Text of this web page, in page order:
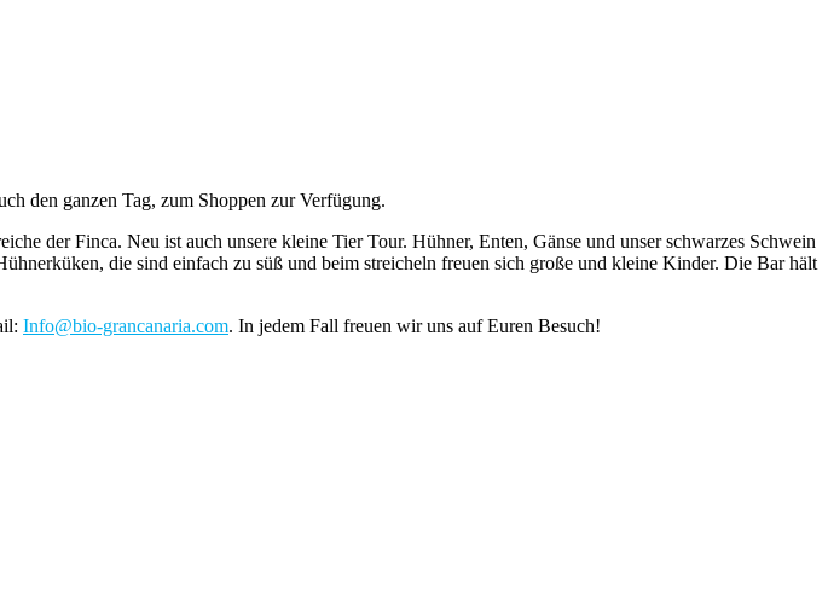
den ganzen Tag, zum Shoppen zur Verfügung.
der Finca. Neu ist auch unsere kleine Tier Tour. Hühner, Enten, Gänse und unser schwarzes Schwein
die sind einfach zu süß und beim streicheln freuen sich große und kleine Kinder. Die Bar hält
Info@bio-grancanaria.com. In jedem Fall freuen wir uns auf Euren Besuch!